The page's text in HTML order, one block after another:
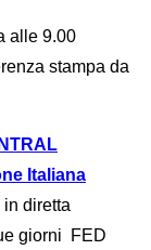
alle 9.00
stampa da
Italiana
diretta
giorni FED